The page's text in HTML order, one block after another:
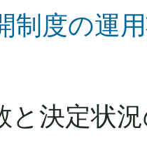
制度の運
決定状